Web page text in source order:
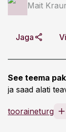
Mait
Jaga
See teema
ja saad alati
tooraineturg